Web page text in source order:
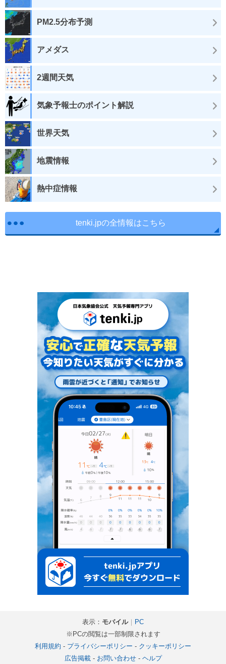
PM2.5分布予測
アメダス
2週間天気
気象予報士のポイント解説
世界天気
地震情報
熱中症情報
tenki.jpの全情報はこちら
表示： モバイル｜ PC
※PCの閲覧は一部制限されます
利用規約 - プライバシーポリシー - クッキーポリシー
広告掲載- お問い合わせ- ヘルプ